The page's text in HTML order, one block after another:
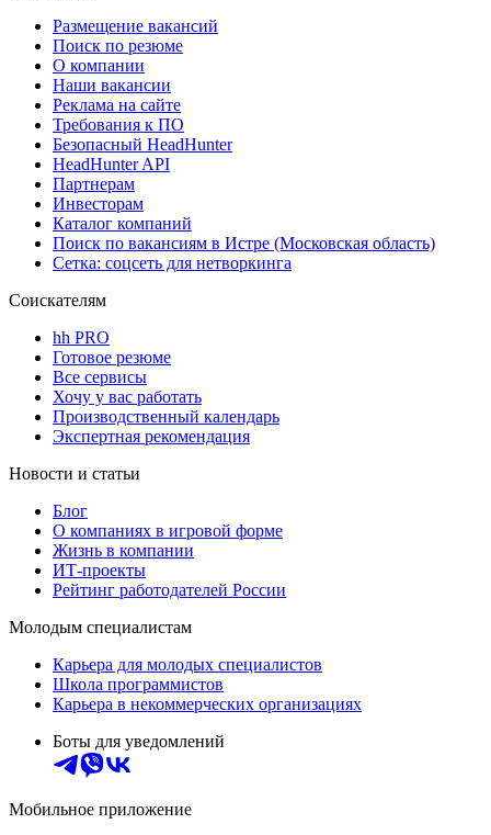
Размещение вакансий
Поиск по резюме
О компании
Наши вакансии
Реклама на сайте
Требования к ПО
Безопасный HeadHunter
HeadHunter API
Партнерам
Инвесторам
Каталог компаний
Поиск по вакансиям в Истре (Московская область)
Сетка: соцсеть для нетворкинга
Соискателям
hh PRO
Готовое резюме
Все сервисы
Хочу у вас работать
Производственный календарь
Экспертная рекомендация
Новости и статьи
Блог
О компаниях в игровой форме
Жизнь в компании
ИТ-проекты
Рейтинг работодателей России
Молодым специалистам
Карьера для молодых специалистов
Школа программистов
Карьера в некоммерческих организациях
Боты для уведомлений
Мобильное приложение